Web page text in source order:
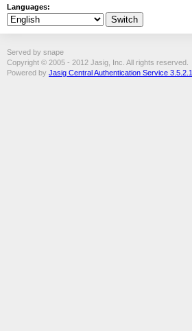
Languages:
Served by snape
Copyright © 2005 - 2012 Jasig, Inc. All rights reserved.
Powered by Jasig Central Authentication Service 3.5.2.1